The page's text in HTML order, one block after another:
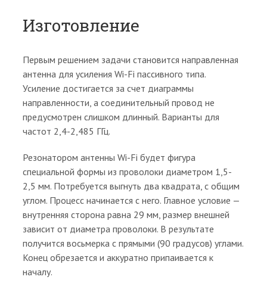
Изготовление
Первым решением задачи становится направленная
антенна для усиления Wi-Fi пассивного типа.
Усиление достигается за счет диаграммы
направленности, а соединительный провод не
предусмотрен слишком длинный. Варианты для
частот 2,4-2,485 ГГц.
Резонатором антенны Wi-Fi будет фигура
специальной формы из проволоки диаметром 1,5-
2,5 мм. Потребуется выгнуть два квадрата, с общим
углом. Процесс начинается с него. Главное условие —
внутренняя сторона равна 29 мм, размер внешней
зависит от диаметра проволоки. В результате
получится восьмерка с прямыми (90 градусов) углами.
Конец обрезается и аккуратно припаивается к
началу.